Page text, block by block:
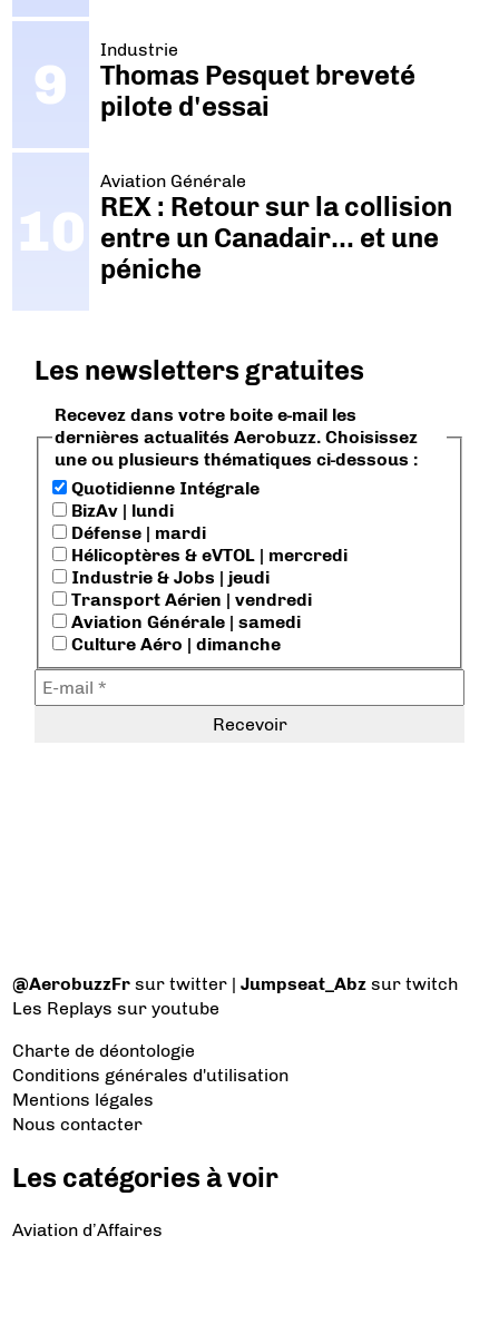
Industrie
Thomas Pesquet breveté
pilote d'essai
Aviation Générale
REX : Retour sur la collision
entre un Canadair… et une
péniche
Les newsletters gratuites
Recevez dans votre boite e-mail les
dernières actualités Aerobuzz. Choisissez
une ou plusieurs thématiques ci-dessous :
Quotidienne Intégrale
BizAv | lundi
Défense | mardi
Hélicoptères & eVTOL | mercredi
Industrie & Jobs | jeudi
Transport Aérien | vendredi
Aviation Générale | samedi
Culture Aéro | dimanche
@AerobuzzFr sur twitter |Jumpseat_Abz sur twitch
Les Replays sur youtube
Charte de déontologie
Conditions générales d'utilisation
Mentions légales
Nous contacter
Les catégories à voir
Aviation d’Affaires